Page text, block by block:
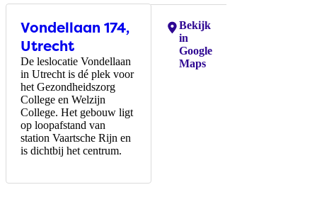
Vondellaan 174,
Utrecht
De leslocatie Vondellaan
in Utrecht is dé plek voor
het Gezondheidszorg
College en Welzijn
College. Het gebouw ligt
op loopafstand van
station Vaartsche Rijn en
is dichtbij het centrum.
Locaties:
Bekijk
in
Google
Maps